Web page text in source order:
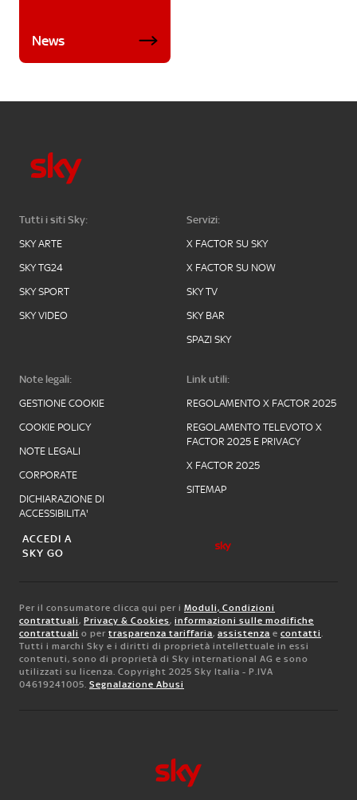
News
Tutti i siti Sky:
SKY ARTE
SKY TG24
SKY SPORT
SKY VIDEO
Servizi:
X FACTOR SU SKY
X FACTOR SU NOW
SKY TV
SKY BAR
SPAZI SKY
Note legali:
GESTIONE COOKIE
COOKIE POLICY
NOTE LEGALI
CORPORATE
DICHIARAZIONE DI
ACCESSIBILITA'
Link utili:
REGOLAMENTO X FACTOR 2025
REGOLAMENTO TELEVOTO X
FACTOR 2025 E PRIVACY
X FACTOR 2025
SITEMAP
ACCEDI A
SKY GO
Per il consumatore clicca qui per i Moduli, Condizioni
contrattuali, Privacy & Cookies, informazioni sulle modifiche
contrattuali o per trasparenza tariffaria, assistenza e contatti.
Tutti i marchi Sky e i diritti di proprietà intellettuale in essi
contenuti, sono di proprietà di Sky international AG e sono
utilizzati su licenza. Copyright 2025 Sky Italia - P.IVA
04619241005. Segnalazione Abusi